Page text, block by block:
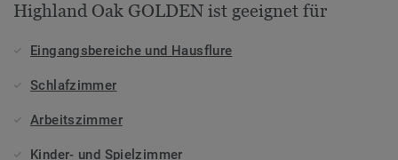
Highland Oak GOLDEN ist geeignet für
Eingangsbereiche und Hausflure
Schlafzimmer
Arbeitszimmer
Kinder- und Spielzimmer